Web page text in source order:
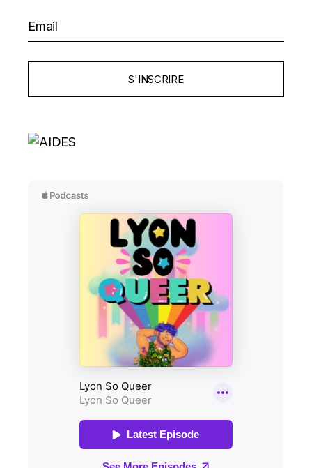
S'INSCRIRE